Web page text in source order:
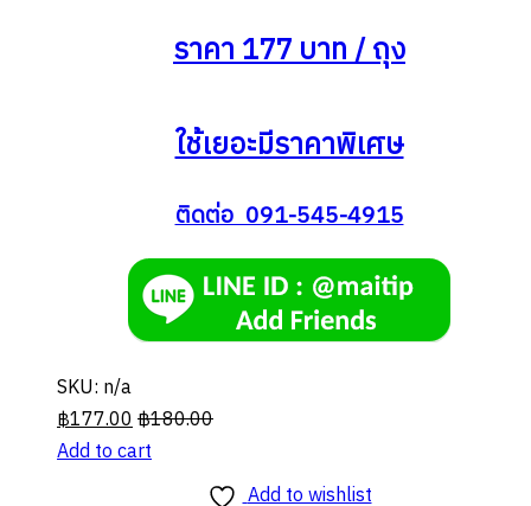
ราคา 177 บาท / ถุง
ใช้เยอะมีราคาพิเศษ
ติดต่อ 091-545-4915
SKU: n/a
฿177.00฿180.00
Add to cart
Add to wishlist